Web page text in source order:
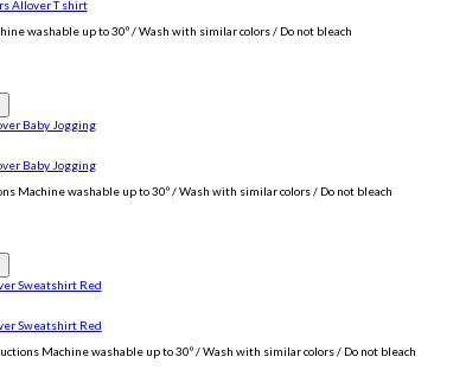
Allover T shirt
washable up to 30º / Wash with similar colors / Do not bleach
Baby Jogging
Baby Jogging
Machine washable up to 30º / Wash with similar colors / Do not bleach
Sweatshirt Red
Sweatshirt Red
Machine washable up to 30º / Wash with similar colors / Do not bleach